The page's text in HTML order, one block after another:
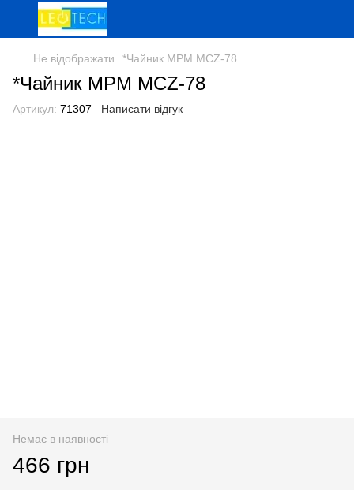
Не відображати *Чайник МРМ MCZ-78
*Чайник МРМ MCZ-78
Артикул: 71307 Написати відгук
Немає в наявності
466 грн